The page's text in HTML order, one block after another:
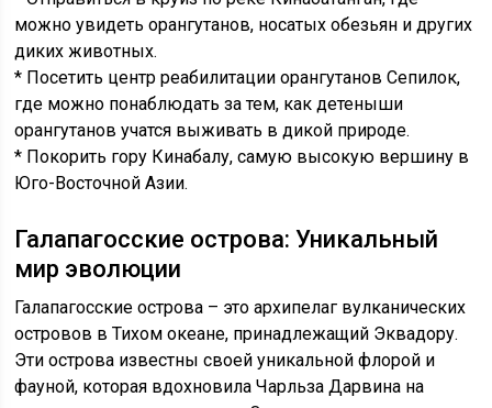
можно увидеть орангутанов, носатых обезьян и других
диких животных.
* Посетить центр реабилитации орангутанов Сепилок,
где можно понаблюдать за тем, как детеныши
орангутанов учатся выживать в дикой природе.
* Покорить гору Кинабалу, самую высокую вершину в
Юго-Восточной Азии.
Галапагосские острова: Уникальный
мир эволюции
Галапагосские острова – это архипелаг вулканических
островов в Тихом океане, принадлежащий Эквадору.
Эти острова известны своей уникальной флорой и
фауной, которая вдохновила Чарльза Дарвина на